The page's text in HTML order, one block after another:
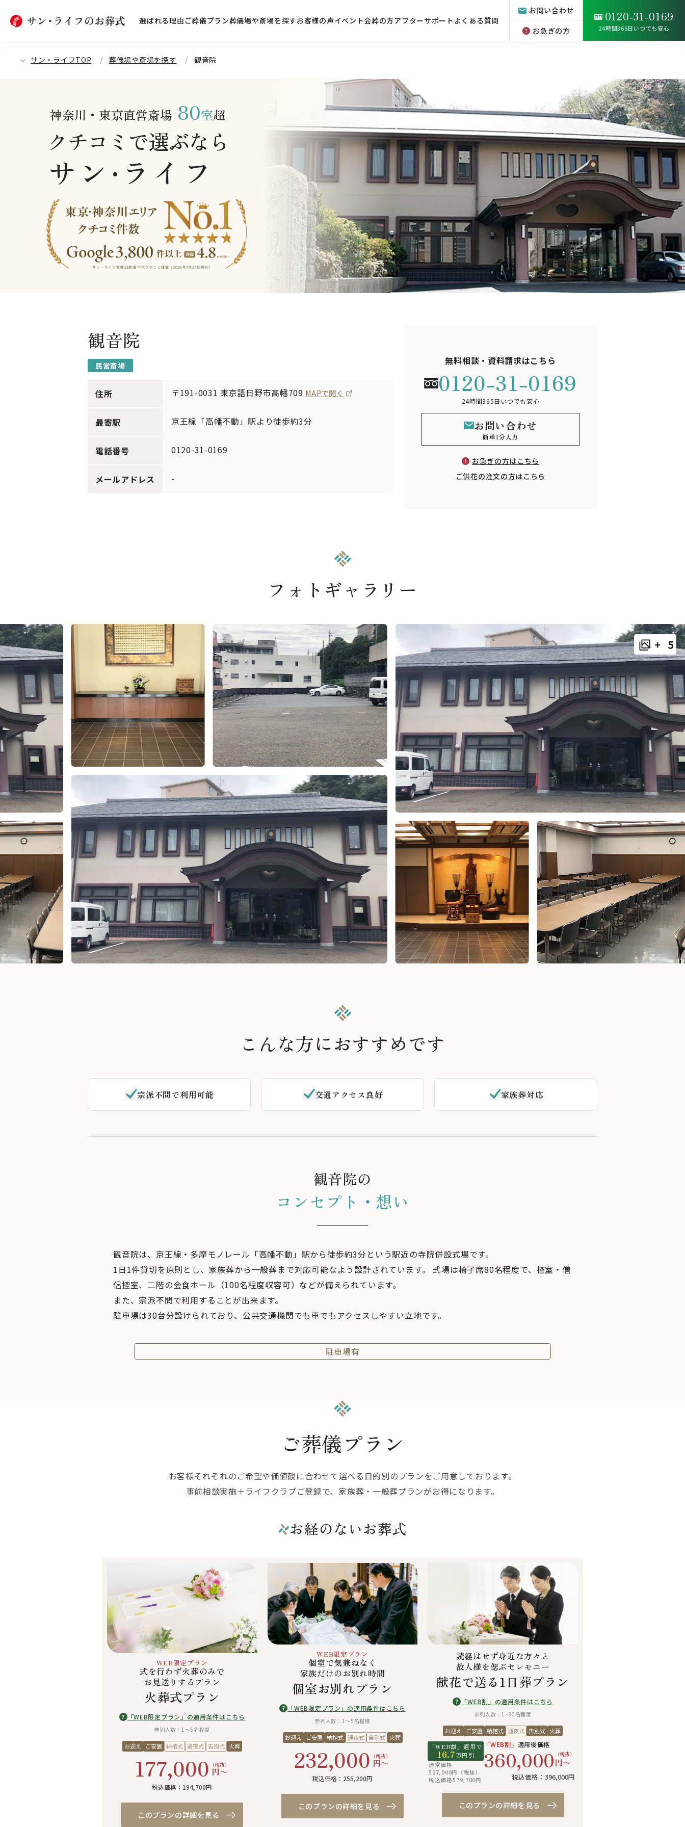
選ばれる理由 ご葬儀プラン葬儀場や斎場を探すお客様の声イベント会葬の方アフターサポート よくある質問
お問い合わせ
お急ぎの方
0120-31-0169
24時間365日いつでも安心
サン・ライフTOP 葬儀場や斎場を探す 観音院
神奈川・東京直営斎場 80室超
クチコミで選ぶなら
サン ・ライフ
観音院
民営斎場
住所 〒191-0031 東京語日野市高幡709 MAPで開く
最寄駅 京王線「高幡不動」駅より徒歩約3分
電話番号 0120-31-0169
メールアドレス -
無料相談・資料請求はこちら
0120-31-0169
24時間365日いつでも安心
お問い合わせ
簡単1分入力
お急ぎの方はこちら
ご供花の注文の方はこちら
フォトギャラリー
5
こんな方におすすめです
宗派不問で利用可能 交通アクセス良好 家族葬対応
観音院の
コンセプト・想い
観音院は、京王線・多摩モノレール「高幡不動」駅から徒歩約3分という駅近の寺院併設式場です。
1日1件貸切を原則とし、家族葬から一般葬まで対応可能なよう設計されています。 式場は椅子席80名程度で、控室・僧
侶控室、二階の会食ホール（100名程度収容可）などが備えられています。
また、宗派不問で利用することが出来ます。
駐車場は30台分設けられており、公共交通機関でも車でもアクセスしやすい立地です。
駐車場有
ご葬儀プラン
お客様それぞれのご希望や価値観に合わせて選べる目的別のプランをご用意しております。
事前相談実施＋ライフクラブご登録で、家族葬・一般葬プランがお得になります。
お経のないお葬式
WEB限定プラン
式を行わず火葬のみで
お見送りするプラン
火葬式プラン
? 「WEB限定プラン」の適用条件はこちら
参列人数：1〜5名程度
お迎え ご安置 納棺式 通夜式 告別式 火葬
177,000 （税抜）
円〜
税込価格：194,700円
このプランの詳細を見る
WEB限定プラン
個室で気兼ねなく
家族だけのお別れ時間
個室お別れプラン
? 「WEB限定プラン」の適用条件はこちら
参列人数：1〜5名程度
お迎え ご安置 納棺式 通夜式 告別式 火葬
232,000 （税抜）
円〜
税込価格：255,200円
このプランの詳細を見る
読経はせず身近な方々と
故人様を偲ぶセレモニー
献花で送る1日葬プラン
? 「WEB割」の適用条件はこちら
参列人数：1~30名程度
お迎え ご安置 納棺式 通夜式 告別式 火葬
「WEB割」適用で
16.7万円引
通常価格
527,000円（税抜）
税込価格579,700円
「WEB割」 適用後価格
360,000 （税抜）
円〜
税込価格：396,000円
このプランの詳細を見る